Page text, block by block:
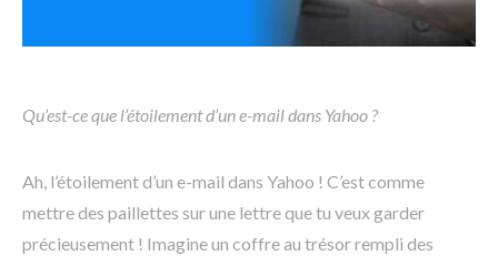
Qu’est-ce que l’étoilement d’un e-mail dans Yahoo ?
Ah, l’étoilement d’un e-mail dans Yahoo ! C’est comme
mettre des paillettes sur une lettre que tu veux garder
précieusement ! Imagine un coffre au trésor rempli des